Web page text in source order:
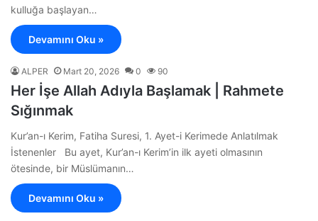
kulluğa başlayan…
Devamını Oku »
ALPER Mart 20, 2026 0 90
Her İşe Allah Adıyla Başlamak | Rahmete
Sığınmak
Kur’an-ı Kerim, Fatiha Suresi, 1. Ayet-i Kerimede Anlatılmak
İstenenler Bu ayet, Kur’an-ı Kerim’in ilk ayeti olmasının
ötesinde, bir Müslümanın…
Devamını Oku »